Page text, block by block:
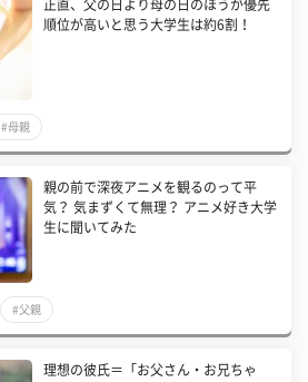
正直、父の日より母の日のほうが優先
順位が高いと思う大学生は約6割！
#母親
親の前で深夜アニメを観るのって平
気？ 気まずくて無理？ アニメ好き大学
生に聞いてみた
#父親
理想の彼氏＝「お父さん・お兄ちゃ